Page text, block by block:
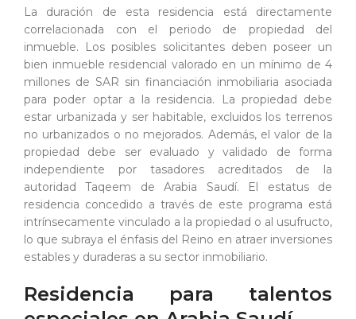
La duración de esta residencia está directamente
correlacionada con el periodo de propiedad del
inmueble. Los posibles solicitantes deben poseer un
bien inmueble residencial valorado en un mínimo de 4
millones de SAR sin financiación inmobiliaria asociada
para poder optar a la residencia. La propiedad debe
estar urbanizada y ser habitable, excluidos los terrenos
no urbanizados o no mejorados. Además, el valor de la
propiedad debe ser evaluado y validado de forma
independiente por tasadores acreditados de la
autoridad Taqeem de Arabia Saudí. El estatus de
residencia concedido a través de este programa está
intrínsecamente vinculado a la propiedad o al usufructo,
lo que subraya el énfasis del Reino en atraer inversiones
estables y duraderas a su sector inmobiliario.
Residencia para talentos